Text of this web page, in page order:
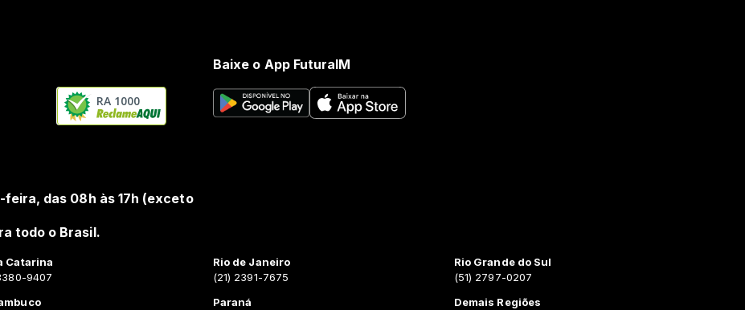
RA 1000
Baixe o App FuturaIM
das 08h às 17h (exceto
todo o Brasil.
Catarina
9407
Rio de Janeiro
(21) 2391-7675
Paraná
Rio Grande do Sul
(51) 2797-0207
Demais Regiões